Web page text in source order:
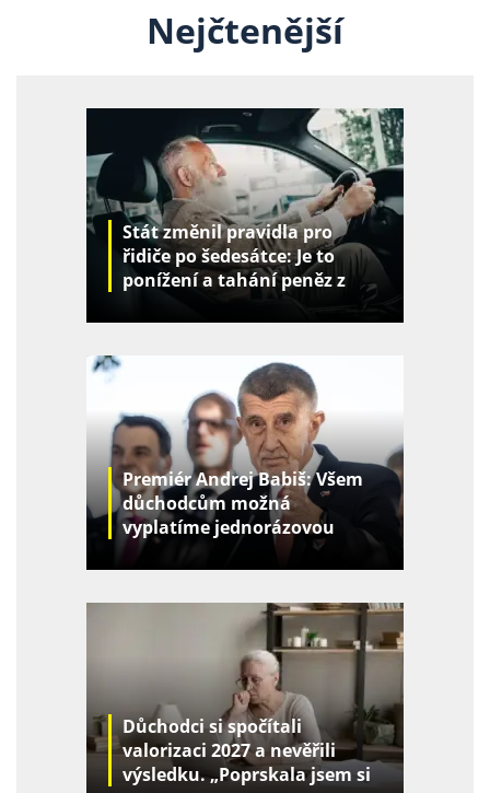
Nejčtenější
Stát změnil pravidla pro
řidiče po šedesátce: Je to
ponížení a tahání peněz z
Premiér Andrej Babiš: Všem
důchodcům možná
vyplatíme jednorázovou
částku
Důchodci si spočítali
valorizaci 2027 a nevěřili
výsledku. „Poprskala jsem si